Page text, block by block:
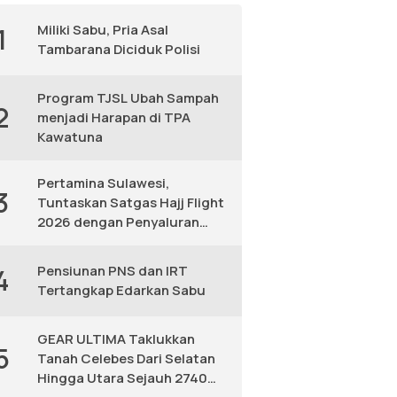
Miliki Sabu, Pria Asal
Tambarana Diciduk Polisi
Program TJSL Ubah Sampah
menjadi Harapan di TPA
Kawatuna
Pertamina Sulawesi,
Tuntaskan Satgas Hajj Flight
2026 dengan Penyaluran
Pensiunan PNS dan IRT
Tertangkap Edarkan Sabu
GEAR ULTIMA Taklukkan
Tanah Celebes Dari Selatan
Hingga Utara Sejauh 2740